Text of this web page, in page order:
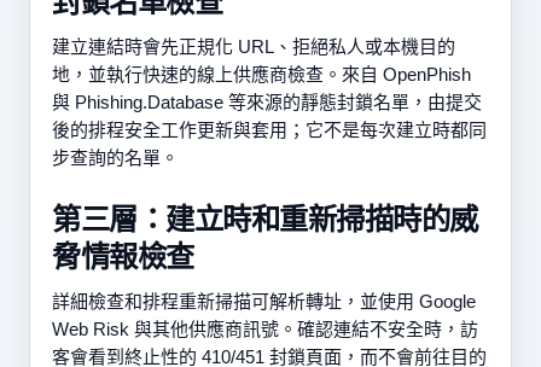
建立連結時會先正規化 URL、拒絕私人或本機目的
地，並執行快速的線上供應商檢查。來自 OpenPhish
與 Phishing.Database 等來源的靜態封鎖名單，由提交
後的排程安全工作更新與套用；它不是每次建立時都同
步查詢的名單。
第三層：建立時和重新掃描時的威
脅情報檢查
詳細檢查和排程重新掃描可解析轉址，並使用 Google
Web Risk 與其他供應商訊號。確認連結不安全時，訪
客會看到終止性的 410/451 封鎖頁面，而不會前往目的